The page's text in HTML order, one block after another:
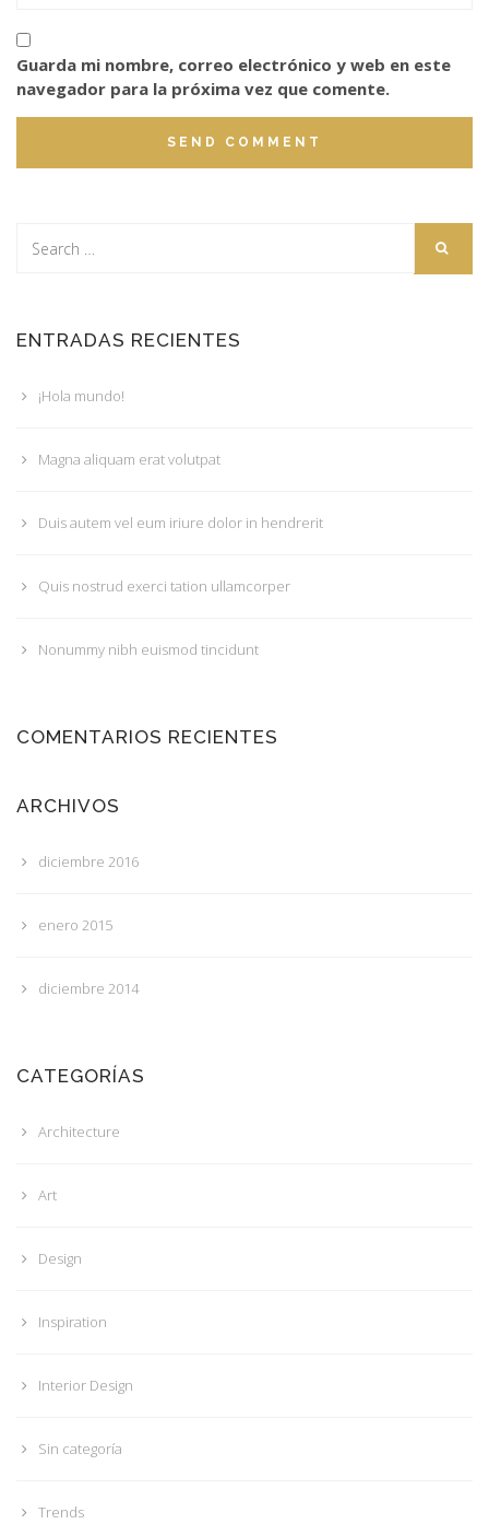
Guarda mi nombre, correo electrónico y web en este
navegador para la próxima vez que comente.
ENTRADAS RECIENTES
¡Hola mundo!
Magna aliquam erat volutpat
Duis autem vel eum iriure dolor in hendrerit
Quis nostrud exerci tation ullamcorper
Nonummy nibh euismod tincidunt
COMENTARIOS RECIENTES
ARCHIVOS
diciembre 2016
enero 2015
diciembre 2014
CATEGORÍAS
Architecture
Art
Design
Inspiration
Interior Design
Sin categoría
Trends